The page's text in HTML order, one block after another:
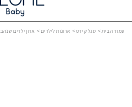
עמוד הבית> סגל קידס > ארונות לילדים > ארון ילדים שנהב